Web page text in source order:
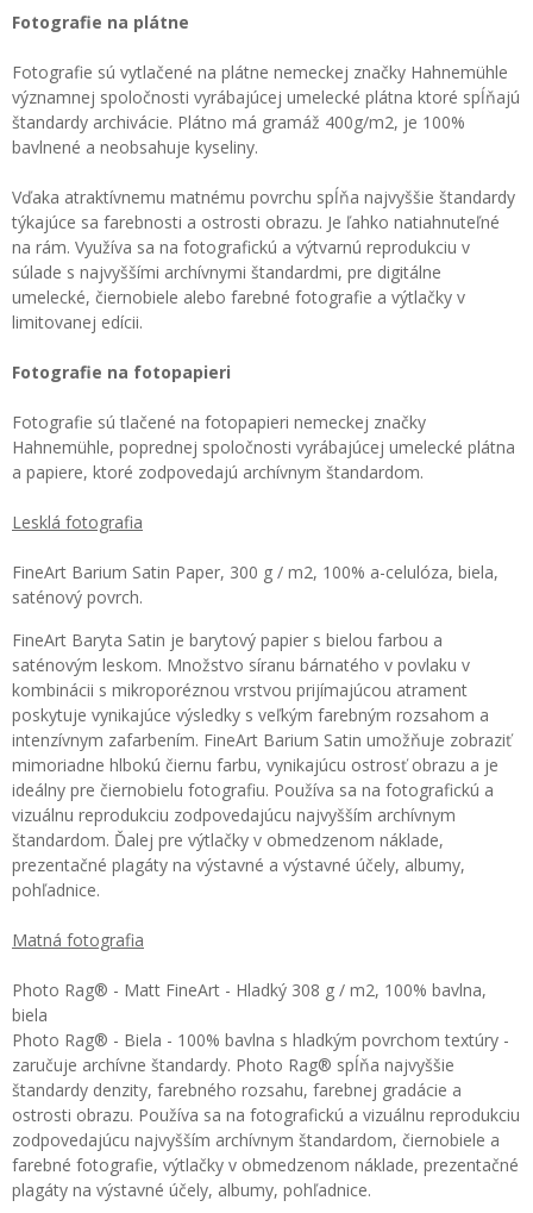
Fotografie na plátne
Fotografie sú vytlačené na plátne nemeckej značky Hahnemühle
významnej spoločnosti vyrábajúcej umelecké plátna ktoré spĺňajú
štandardy archivácie. Plátno má gramáž 400g/m2, je 100%
bavlnené a neobsahuje kyseliny.
Vďaka atraktívnemu matnému povrchu spĺňa najvyššie štandardy
týkajúce sa farebnosti a ostrosti obrazu. Je ľahko natiahnuteľné
na rám. Využíva sa na fotografickú a výtvarnú reprodukciu v
súlade s najvyššími archívnymi štandardmi, pre digitálne
umelecké, čiernobiele alebo farebné fotografie a výtlačky v
limitovanej edícii.
Fotografie na fotopapieri
Fotografie sú tlačené na fotopapieri nemeckej značky
Hahnemühle, poprednej spoločnosti vyrábajúcej umelecké plátna
a papiere, ktoré zodpovedajú archívnym štandardom.
Lesklá fotografia
FineArt Barium Satin Paper, 300 g / m2, 100% a-celulóza, biela,
saténový povrch.
FineArt Baryta Satin je barytový papier s bielou farbou a
saténovým leskom. Množstvo síranu bárnatého v povlaku v
kombinácii s mikroporéznou vrstvou prijímajúcou atrament
poskytuje vynikajúce výsledky s veľkým farebným rozsahom a
intenzívnym zafarbením. FineArt Barium Satin umožňuje zobraziť
mimoriadne hlbokú čiernu farbu, vynikajúcu ostrosť obrazu a je
ideálny pre čiernobielu fotografiu. Používa sa na fotografickú a
vizuálnu reprodukciu zodpovedajúcu najvyšším archívnym
štandardom. Ďalej pre výtlačky v obmedzenom náklade,
prezentačné plagáty na výstavné a výstavné účely, albumy,
pohľadnice.
Matná fotografia
Photo Rag® - Matt FineArt - Hladký 308 g / m2, 100% bavlna,
biela
Photo Rag® - Biela - 100% bavlna s hladkým povrchom textúry -
zaručuje archívne štandardy. Photo Rag® spĺňa najvyššie
štandardy denzity, farebného rozsahu, farebnej gradácie a
ostrosti obrazu. Používa sa na fotografickú a vizuálnu reprodukciu
zodpovedajúcu najvyšším archívnym štandardom, čiernobiele a
farebné fotografie, výtlačky v obmedzenom náklade, prezentačné
plagáty na výstavné účely, albumy, pohľadnice.